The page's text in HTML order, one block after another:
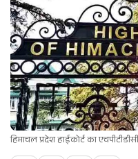
हिमाचल प्रदेश हाईकोर्ट का